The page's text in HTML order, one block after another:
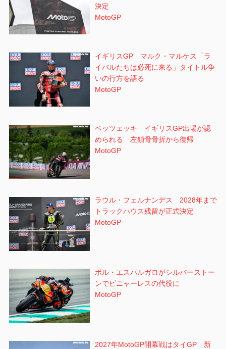
決定
MotoGP
イギリスGP マルク・マルケス「ラ
イバルたちは必死に来る」タイトル争
いの行方を語る
MotoGP
ベッツェッキ イギリスGP出場が認
められる 左鎖骨骨折から復帰
MotoGP
ラウル・フェルナンデス 2028年まで
トラックハウス残留が正式決定
MotoGP
ポル・エスパルガロがシルバーストー
ンでビニャーレスの代役に
MotoGP
2027年MotoGP開幕戦はタイGP 新